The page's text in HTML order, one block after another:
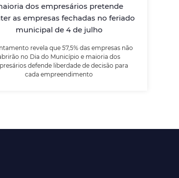
dos empresários pretende
as empresas fechadas no feriado
municipal de 4 de julho
revela que 57,5% das empresas não
no Dia do Município e maioria dos
defende liberdade de decisão para
cada empreendimento
não abrirão no Dia do Município e
de decisão para cada empreendimento
LEIA MAIS